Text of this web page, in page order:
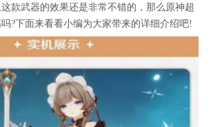
款武器的效果还是非常不错的，那么原神超
?下面来看看小编为大家带来的详细介绍吧!